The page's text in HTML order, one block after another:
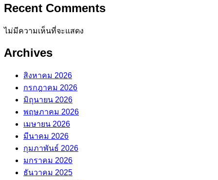
Recent Comments
ไม่มีความเห็นที่จะแสดง
Archives
สิงหาคม 2026
กรกฎาคม 2026
มิถุนายน 2026
พฤษภาคม 2026
เมษายน 2026
มีนาคม 2026
กุมภาพันธ์ 2026
มกราคม 2026
ธันวาคม 2025